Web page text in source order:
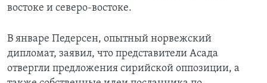
востоке и северо-востоке.
В январе Педерсен, опытный норвежский
дипломат, заявил, что представители Асада
отвергли предложения сирийской оппозиции, а